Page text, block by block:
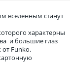
вселенным станут
характерны
и большие глаз
Funko.